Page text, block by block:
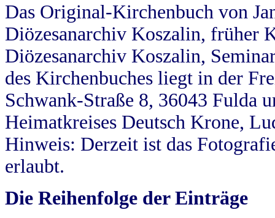
Das Original-Kirchenbuch von
Diözesanarchiv Koszalin, früher
Diözesanarchiv Koszalin,
des Kirchenbuches liegt in der
Schwank-Straße 8, 36043 Fulda
Heimatkreises Deutsch Krone,
Hinweis: Derzeit ist das
erlaubt.
Die Reihenfolge der Einträge